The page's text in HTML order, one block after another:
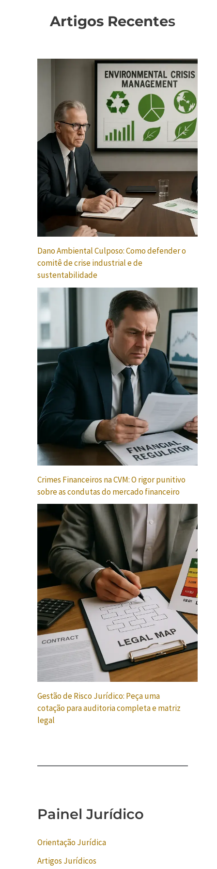
Artigos Recentes
Dano Ambiental Culposo: Como defender o
comitê de crise industrial e de
sustentabilidade
Crimes Financeiros na CVM: O rigor punitivo
sobre as condutas do mercado financeiro
Gestão de Risco Jurídico: Peça uma
cotação para auditoria completa e matriz
legal
Painel Jurídico
Orientação Jurídica
Artigos Jurídicos